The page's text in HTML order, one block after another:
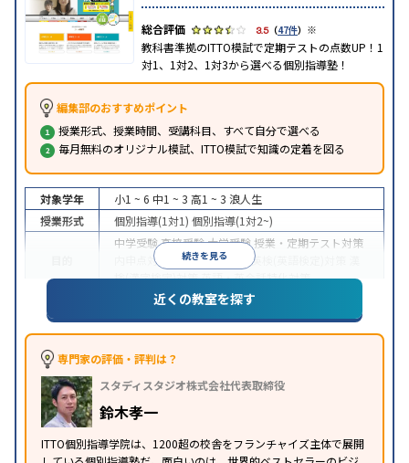
3.5（47件） ※
教科書準拠のITTO模試で定期テストの点数UP！1
対1、1対2、1対3から選べる個別指導塾！
編集部のおすすめポイント
授業形式、授業時間、受講科目、すべて自分で選べる
毎月無料のオリジナル模試、ITTO模試で知識の定着を図る
続きを見る
対象学年 小1 ~ 6 中1 ~ 3 高1 ~ 3 浪人生
授業形式
個別指導(1対1) 個別指導(1対2~)
中学受験高校受験大学受験 授業・定期テスト対策
内申点対策
学習習慣の定着 英検(英語検定)対策
検(漢字検定)対策英語・英会話特化対策
1科目から受講可能季節講習のみの受講可
※2023年3月調査。小学校高学年の個別指導塾アンケート調査方法を参
近くの教室を探す
専門家の評価・評判は？
スタディスタジオ株式会社代表取締役
鈴木孝一
ITTO個別指導学院は、1200超の校舎をフランチャイズ主体で展開